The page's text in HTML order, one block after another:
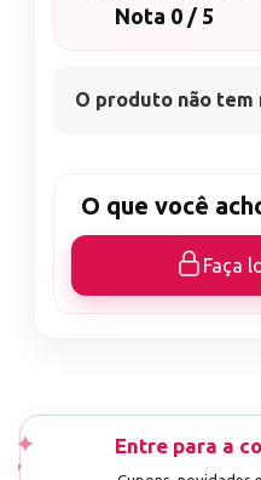
Nota 0 / 5
O produto não tem
O que você
Faça